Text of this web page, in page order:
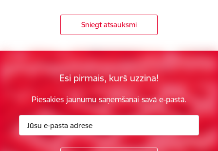
Sniegt atsauksmi
Esi pirmais, kurš uzzina!
Piesakies jaunumu saņemšanai savā e-pastā.